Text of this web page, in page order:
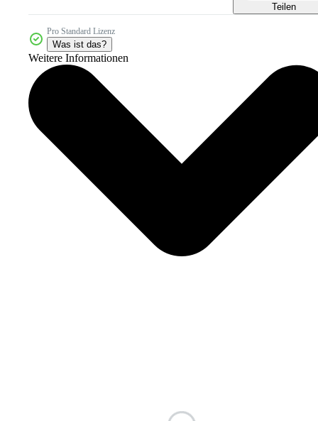
Teilen
Pro Standard Lizenz
Was ist das?
Weitere Informationen